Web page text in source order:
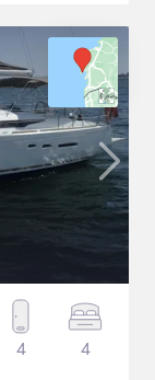
4 4